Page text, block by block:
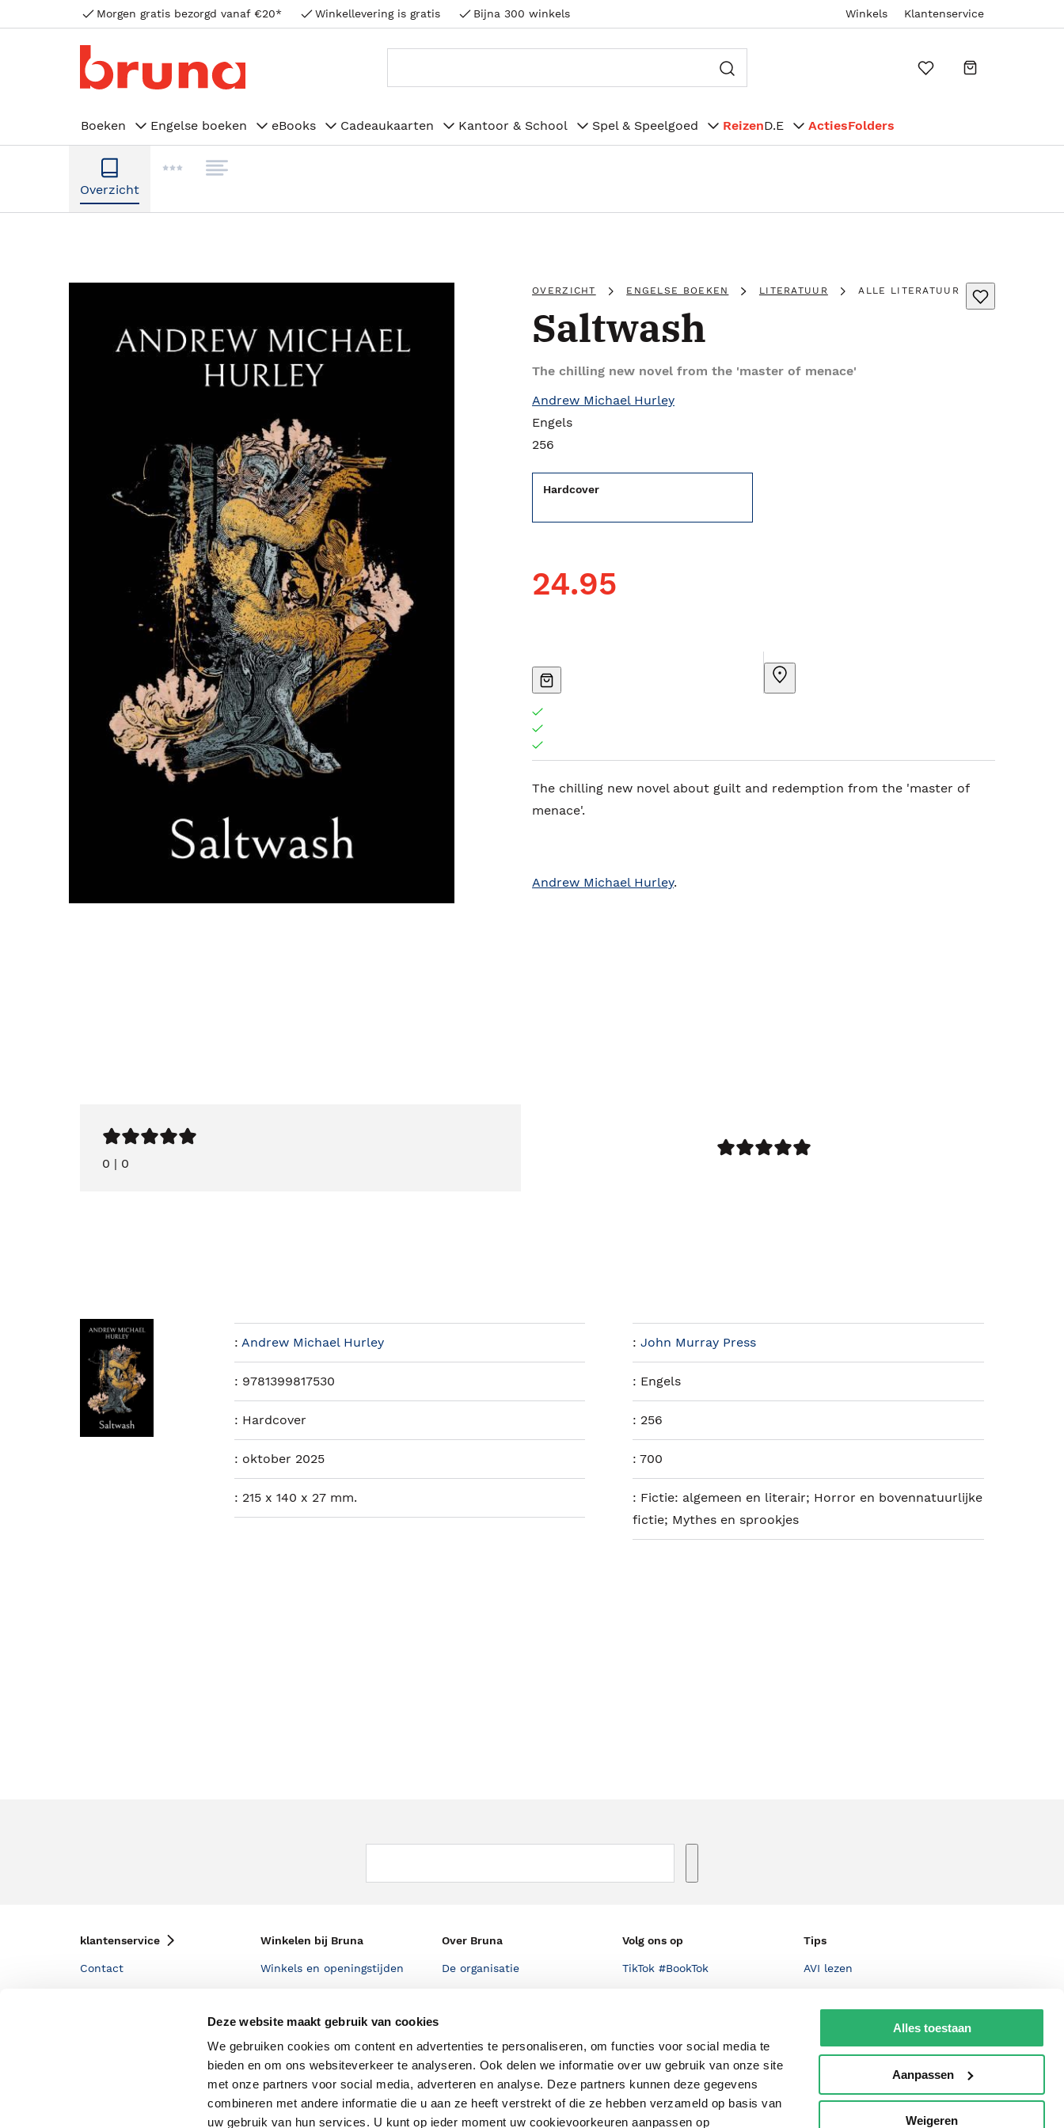
Deze website maakt gebruik van cookies
We gebruiken cookies om content en advertenties te personaliseren, om functies voor social media te
bieden en om ons websiteverkeer te analyseren. Ook delen we informatie over uw gebruik van onze site
met onze partners voor social media, adverteren en analyse. Deze partners kunnen deze gegevens
combineren met andere informatie die u aan ze heeft verstrekt of die ze hebben verzameld op basis van
uw gebruik van hun services. U kunt op ieder moment uw cookievoorkeuren aanpassen op
Alles toestaan
Aanpassen
Weigeren
Morgen gratis bezorgd vanaf €20* Winkellevering is gratis Bijna 300 winkels Winkels Klantenservice
Boeken Engelse boeken eBooks Cadeaukaarten Kantoor & School Spel & Speelgoed ReizenD.E ActiesFolders
Overzicht
OVERZICHT ENGELSE BOEKEN LITERATUUR ALLE LITERATUUR
Saltwash
The chilling new novel from the 'master of menace'
Andrew Michael Hurley
Engels
256
Hardcover
24.95
The chilling new novel about guilt and redemption from the 'master of
menace'.
Andrew Michael Hurley.
0 | 0
: Andrew Michael Hurley :John Murray Press
: 9781399817530 : Engels
: Hardcover : 256
: oktober 2025 :700
: 215 x 140 x 27 mm. : Fictie: algemeen en literair; Horror en bovennatuurlijke
fictie; Mythes en sprookjes
klantenservice
Contact
Annuleren & Retourneren
Zakelijk boeken bestellen
Winkelen bij Bruna
Winkels en openingstijden
Cadeaukaarten
Cadeauboxen
Staatsloterij
ING Servicepunten
Over Bruna
De organisatie
De voordelen van Bruna
Responsible Disclosure
Blog
Volg ons op
TikTok #BookTok
Tips
AVI lezen
De Nationale Voorleesdagen
Wet op de Vaste Boekenprijs